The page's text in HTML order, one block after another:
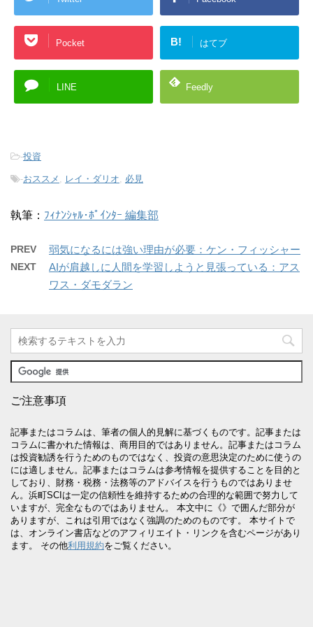
Pocket B! はてブ
LINE Feedly
-投資
-おススメ , レイ・ダリオ, 必見
執筆： ﾌｨﾅﾝｼｬﾙ･ﾎﾟｲﾝﾀｰ 編集部
PREV 弱気になるには強い理由が必要：ケン・フィッシャー
NEXT
AIが肩越しに人間を学習しようと見張っている：アス
ワス・ダモダラン
ご注意事項
記事またはコラムは、筆者の個人的見解に基づくものです。記事または
コラムに書かれた情報は、商用目的ではありません。記事またはコラム
は投資勧誘を行うためのものではなく、投資の意思決定のために使うの
には適しません。記事またはコラムは参考情報を提供することを目的と
しており、財務・税務・法務等のアドバイスを行うものではありませ
ん。浜町SCIは一定の信頼性を維持するための合理的な範囲で努力して
いますが、完全なものではありません。 本文中に《》で囲んだ部分が
ありますが、これは引用ではなく強調のためのものです。 本サイトで
は、オンライン書店などのアフィリエイト・リンクを含むページがあり
ます。 その他利用規約をご覧ください。